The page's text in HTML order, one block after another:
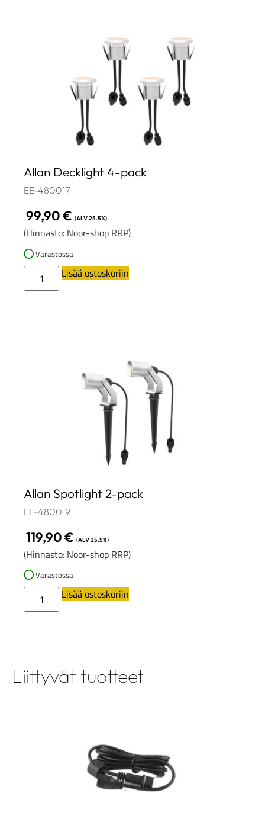
Allan Decklight 4-pack
EE-480017
99,90€ (ALV 25.5%)
(Hinnasto: Noor-shop RRP)
Varastossa
Lisää ostoskoriin
Allan Spotlight 2-pack
EE-480019
119,90€ (ALV 25.5%)
(Hinnasto: Noor-shop RRP)
Varastossa
Lisää ostoskoriin
Liittyvät tuotteet